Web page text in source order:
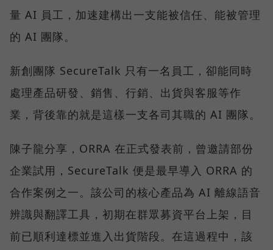
量 AI 員工，加速建構出一支能被信任、能被管理
的 AI 團隊。
新創團隊 SecureTalk 只有一名員工，卻能同時
處理產品研發、銷售、行銷、出貨與客服等作
業，背後靠的就是這樣一支各司其職的 AI 團隊。
陳子龍分享，ORRA 在正式發表前，曾邀請部份
企業試用，SecureTalk 便是最早導入 ORRA 的
合作案例之一。該公司的核心產品為 AI 離線語音
辨識與翻譯工具，初期在群眾募資平台上架，目
前已順利達標並進入出貨階段。在這過程中，該